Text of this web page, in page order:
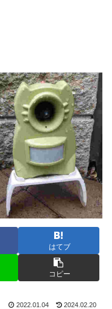
はてブ
コピー
2022.01.04 2024.02.20